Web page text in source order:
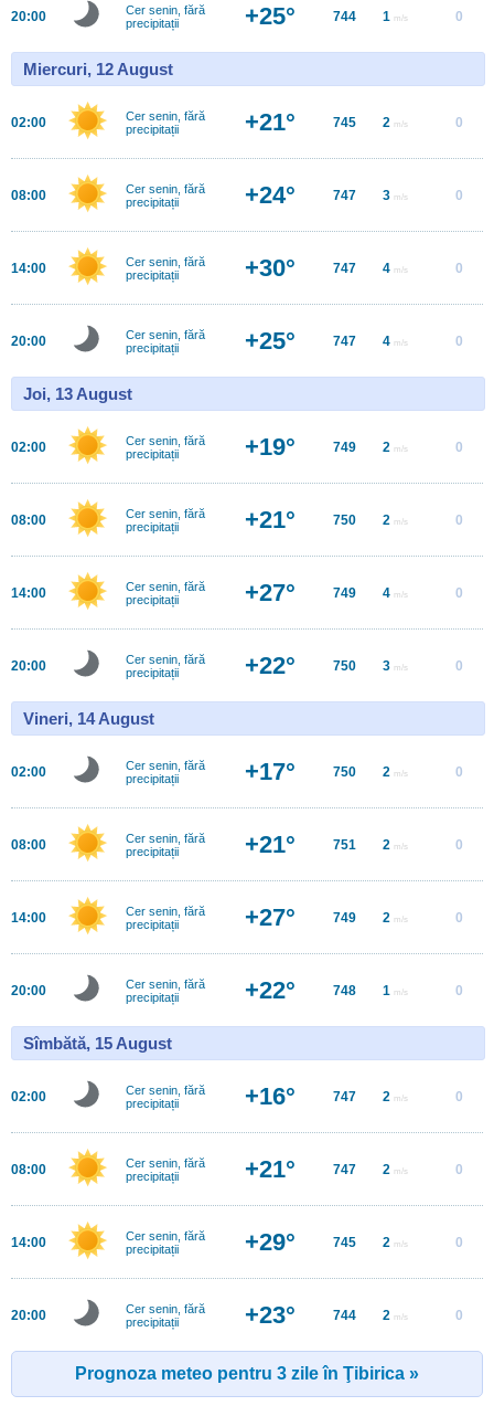
20:00
Cer senin, fără
precipitații
+25° 744 1 m/s 0
Miercuri, 12 August
02:00
Cer senin, fără
precipitații
+21° 745 2 m/s 0
08:00
Cer senin, fără
precipitații
+24° 747 3 m/s 0
14:00
Cer senin, fără
precipitații
+30° 747 4 m/s 0
20:00
Cer senin, fără
precipitații
+25° 747 4 m/s 0
Joi, 13 August
02:00
Cer senin, fără
precipitații
+19° 749 2 m/s 0
08:00
Cer senin, fără
precipitații
+21° 750 2 m/s 0
14:00
Cer senin, fără
precipitații
+27° 749 4 m/s 0
20:00
Cer senin, fără
precipitații
+22° 750 3 m/s 0
Vineri, 14 August
02:00
Cer senin, fără
precipitații
+17° 750 2 m/s 0
08:00
Cer senin, fără
precipitații
+21° 751 2 m/s 0
14:00
Cer senin, fără
precipitații
+27° 749 2 m/s 0
20:00
Cer senin, fără
precipitații
+22° 748 1 m/s 0
Sîmbătă, 15 August
02:00
Cer senin, fără
precipitații
+16° 747 2 m/s 0
08:00
Cer senin, fără
precipitații
+21° 747 2 m/s 0
14:00
Cer senin, fără
precipitații
+29° 745 2 m/s 0
20:00
Cer senin, fără
precipitații
+23° 744 2 m/s 0
Prognoza meteo pentru 3 zile în Ţibirica »